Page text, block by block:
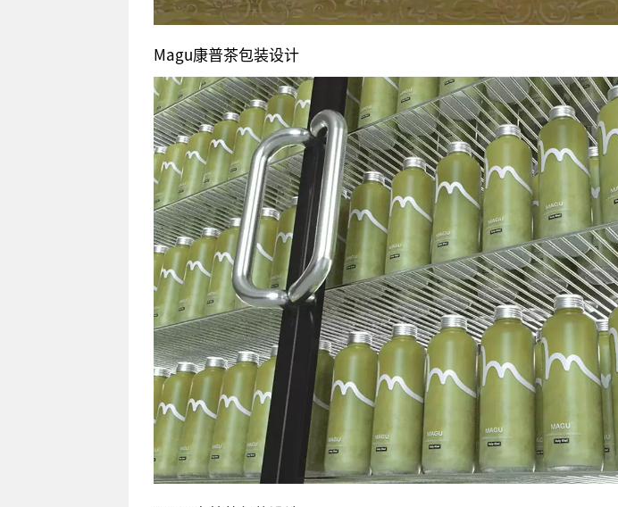
Magu康普茶包装设计